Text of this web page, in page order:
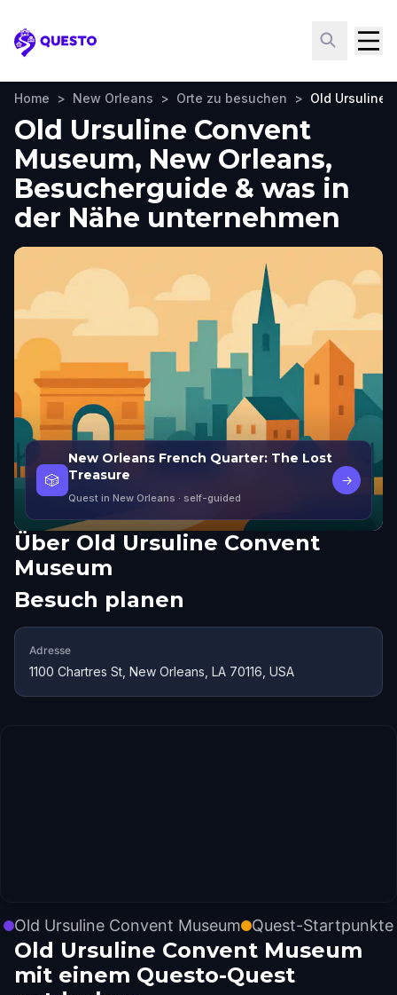
Questo
Home > New Orleans > Orte zu besuchen > Old Ursuline
Old Ursuline Convent
Museum, New Orleans,
Besucherguide & was in
der Nähe unternehmen
🎲
New Orleans French Quarter: The Lost
Treasure
Quest in New Orleans · self-guided
→
Über Old Ursuline Convent
Museum
Besuch planen
Adresse
1100 Chartres St, New Orleans, LA 70116, USA
Old Ursuline Convent Museum Quest-Startpunkte
Old Ursuline Convent Museum
mit einem Questo-Quest